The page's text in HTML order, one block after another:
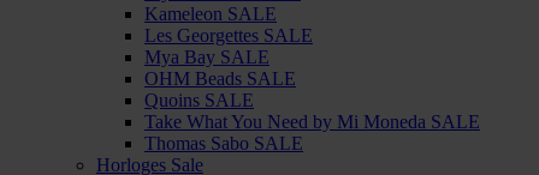
Kameleon SALE
Les Georgettes SALE
Mya Bay SALE
OHM Beads SALE
Quoins SALE
Take What You Need by Mi Moneda SALE
Thomas Sabo SALE
Horloges Sale